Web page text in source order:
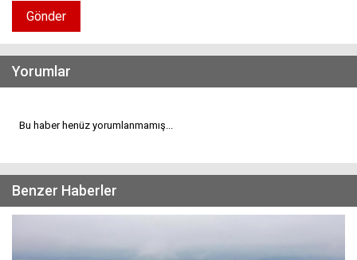
Gönder
Yorumlar
Bu haber henüz yorumlanmamış...
Benzer Haberler